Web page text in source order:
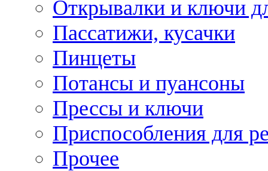
Открывалки и ключи
Пассатижи, кусачки
Пинцеты
Потансы и пуансоны
Прессы и ключи
Приспособления для
Прочее